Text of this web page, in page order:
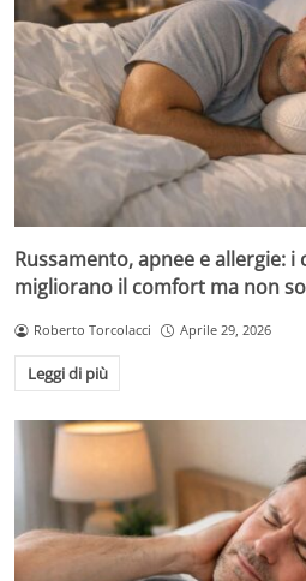
Russamento, apnee e allergie: i
migliorano il comfort ma non
Roberto Torcolacci Aprile 29, 2026
Leggi di più